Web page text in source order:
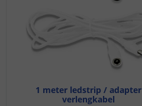
1 meter ledstrip / adapter
verlengkabel